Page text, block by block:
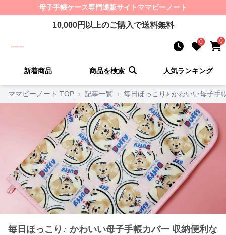
母子手帳ケース専門通販サイト ママビーノート
10,000円以上のご購入で送料無料
0 0
新着商品 商品を検索 人気ランキング
ママビーノート TOP › 記事一覧 › 毎日ほっこり♪ かわいい母子手
毎日ほっこり♪ かわいい母子手帳カバー 収納便利な